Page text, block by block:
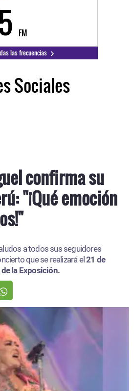
FM
las frecuencias
Sociales
confirma su
"¡Qué emoción
a todos sus seguidores
que se realizará el21 de
de la Exposición.